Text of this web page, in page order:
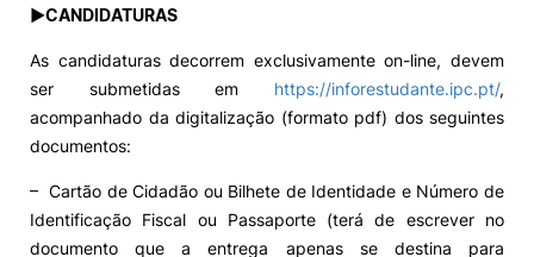
►CANDIDATURAS
As candidaturas decorrem exclusivamente on-line, devem
ser submetidas em https://inforestudante.ipc.pt/,
acompanhado da digitalização (formato pdf) dos seguintes
documentos:
– Cartão de Cidadão ou Bilhete de Identidade e Número de
Identificação Fiscal ou Passaporte (terá de escrever no
documento que a entrega apenas se destina para